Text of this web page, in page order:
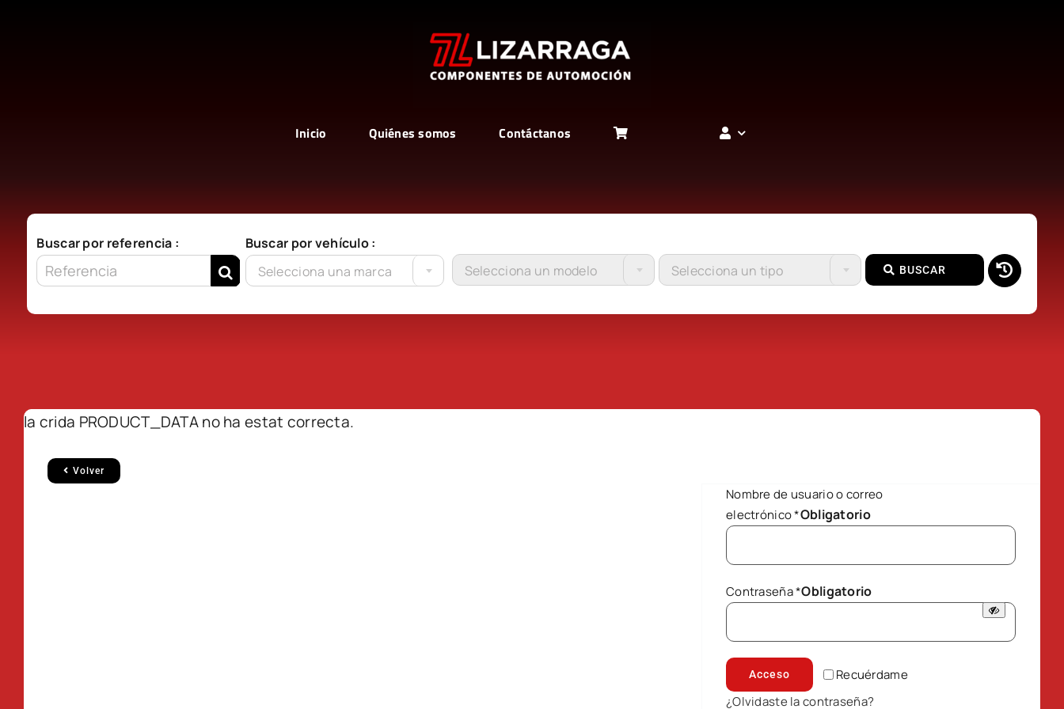
Inicio Quiénes somos Contáctanos
Buscar por referencia :
Buscar por vehículo :
Selecciona una marca
Selecciona un modelo Selecciona un tipo BUSCAR
la crida PRODUCT_DATA no ha estat correcta.
Volver
Nombre de usuario o correo
electrónico*Obligatorio
Contraseña*Obligatorio
Recuérdame
Acceso
¿Olvidaste la contraseña?